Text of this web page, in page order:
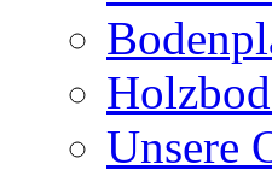
Unsere